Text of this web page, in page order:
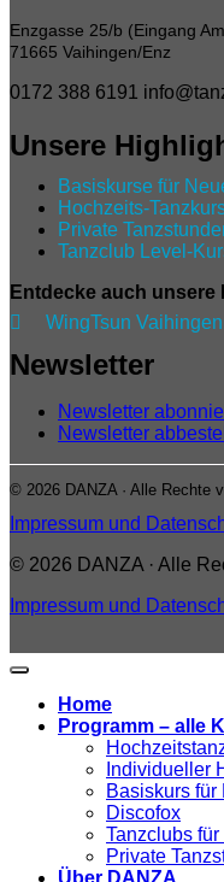
Enzgasse 25/b (Eingang
71665 Vaihingen/Enz
0172 388 6191
Unsere
Basiskurse für
Hochzeits-
Private
Tanzclub
Entdecke auch

WingTsun
Newsletter
Newsletter
Newsletter
© 2026 DANZA · Alle Rechte
Impressum und
© 2026 DANZA · Alle
Impressum und
Home
Programm – alle
Individueller
Basiskurs
Discofox
Tanzclubs
Private